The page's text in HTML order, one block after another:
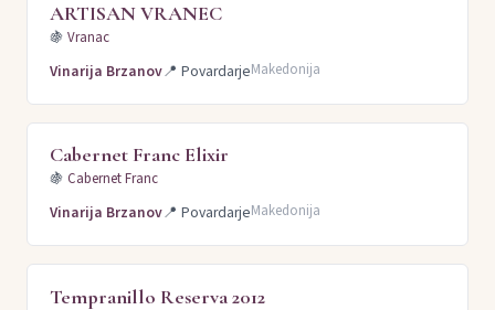
ARTISAN VRANEC
🍇 Vranac
Vinarija Brzanov📍 PovardarjeMakedonija
Cabernet Franc Elixir
🍇 Cabernet Franc
Vinarija Brzanov📍 PovardarjeMakedonija
Tempranillo Reserva 2012